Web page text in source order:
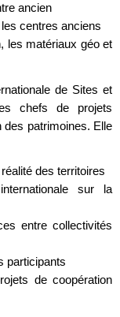
ancien
centres anciens
les matériaux géo et
de Sites et
chefs de projets
des patrimoines. Elle
des territoires
sur la
entre collectivités
participants
de coopération